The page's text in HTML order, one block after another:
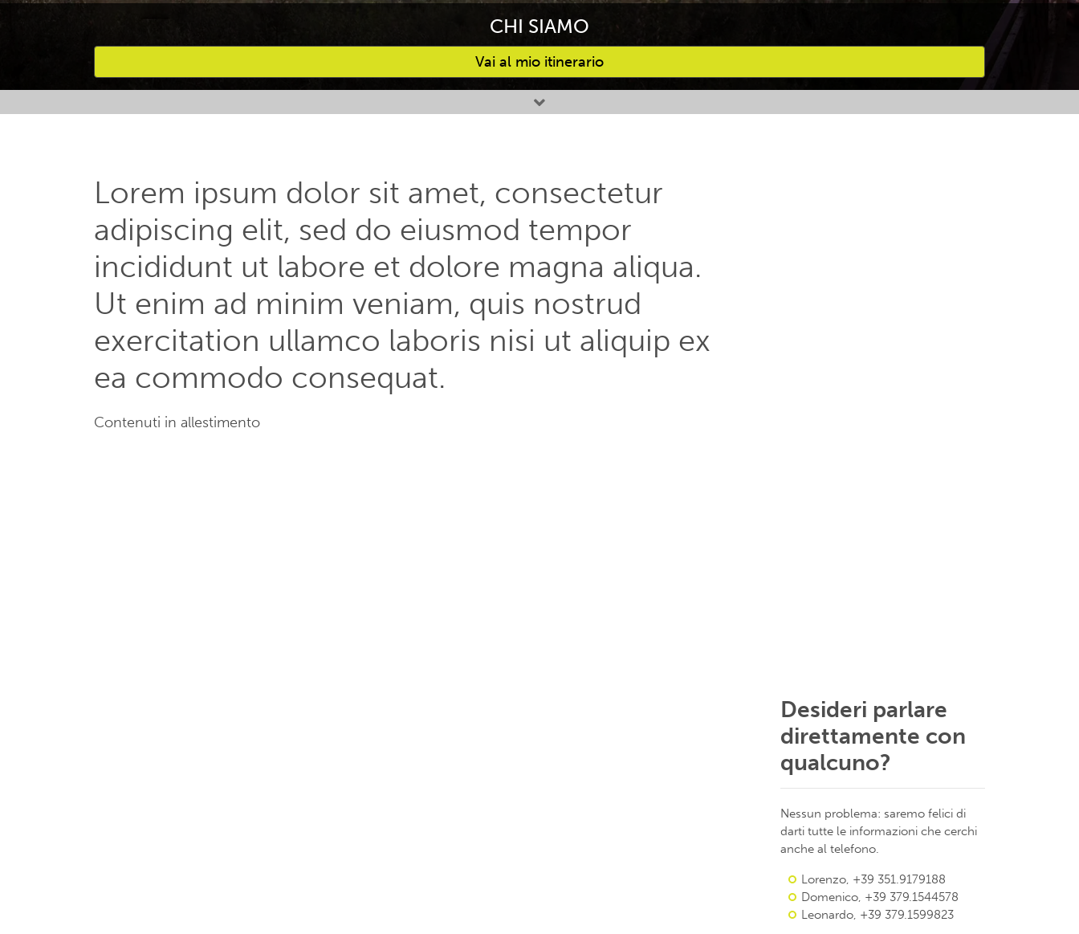
CHI SIAMO
Vai al mio itinerario
Attività preferite
Lorem ipsum dolor sit amet, consectetur
adipiscing elit, sed do eiusmod tempor
incididunt ut labore et dolore magna aliqua.
Ut enim ad minim veniam, quis nostrud
exercitation ullamco laboris nisi ut aliquip ex
ea commodo consequat.
Contenuti in allestimento
Desideri parlare
direttamente con
qualcuno?
Nessun problema: saremo felici di
darti tutte le informazioni che cerchi
anche al telefono.
Lorenzo, +39 351.9179188
Domenico, +39 379.1544578
Leonardo, +39 379.1599823